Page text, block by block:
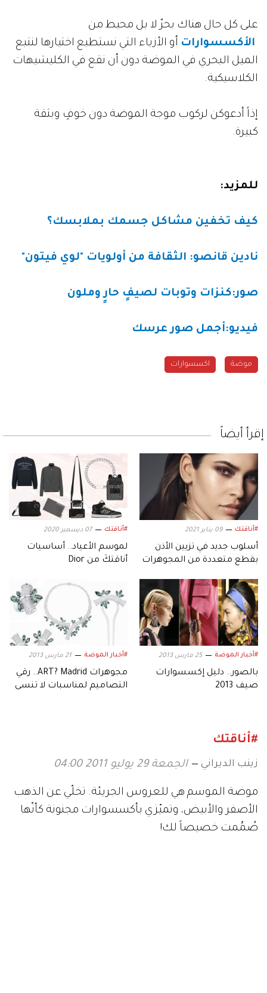
على كل حال هناك بحرٌ لا بل محيط من
الأكسسوارات أو الأزياء التي نستطيع اختيارها لنتبع
الميل البحري في الموضة دون أن نقع في الكليشيهات
الكلاسيكية.
إذاً أدعوكن لركوب موجة الموضة دون خوفٍ وبثقة
كبيرة.
للمزيد:
كيف تخفين مشاكل جسمك بملابسك؟
نادين قانصو: الثقافة من أولويات "لوي فيتون"
صور:كنزات وتوبات لصيفٍ حارٍ وملون
فيديو:أجمل صور عرسك
موضة اكسسوارات
إقرأ أيضاً
#أناقتك 09 يناير 2021
أسلوب جديد في تزيين الأذن
بقطع متعددة من المجوهرات
#أناقتك 07 ديسمبر 2020
لموسم الأعياد.. أساسيات
أناقتكَ من Dior
#أخبار الموضة 25 مارس 2013
بالصور.. دليل إكسسوارات
صيف 2013
#أخبار الموضة 21 مارس 2013
مجوهرات ART? Madrid.. رقي
التصاميم لمناسبات لا تنسى
#أناقتك
زينب الديراني الجمعة 29 يوليو 2011 04:00
موضة الموسم هي للعروس الجريئة. تخلّي عن الذهب
الأصفر والأبيض، وتميّزي بأكسسوارات مجنونة كأنّها
صُمِّمت خصيصاً لك!